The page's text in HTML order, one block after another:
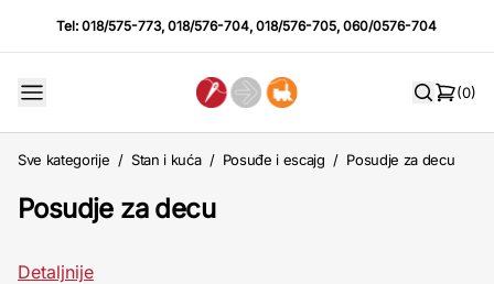
Tel:018/575-773,018/576-704,018/576-705,060/0576-704
(0)
Sve kategorije / Stan i kuća / Posuđe i escajg / Posudje za decu
Posudje za decu
Detaljnije